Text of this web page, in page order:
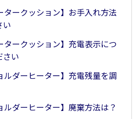
タークッション】お手入れ方法
い
タークッション】充電表示につ
さい
ルダーヒーター】充電残量を調
ルダーヒーター】廃棄方法は？